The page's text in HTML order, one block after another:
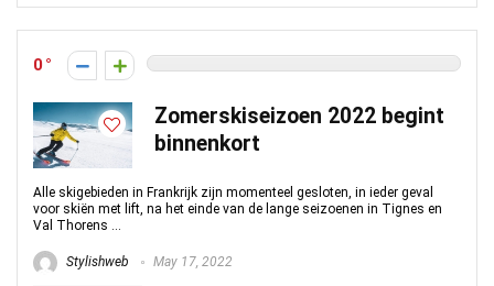
0
Zomerskiseizoen 2022 begint
binnenkort
Alle skigebieden in Frankrijk zijn momenteel gesloten, in ieder geval
voor skiën met lift, na het einde van de lange seizoenen in Tignes en
Val Thorens ...
Stylishweb May 17, 2022